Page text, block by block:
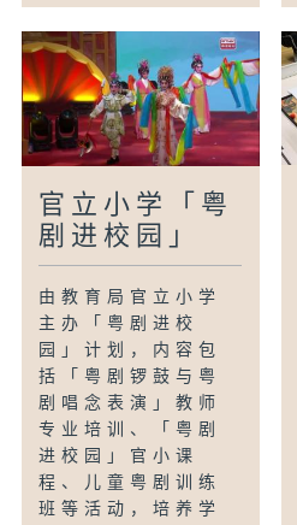
官立小学「粤
剧进校园」
由教育局官立小学
主办「粤剧进校
园」计划，内容包
括「粤剧锣鼓与粤
剧唱念表演」教师
专业培训、「粤剧
进校园」官小课
程、儿童粤剧训练
班等活动，培养学